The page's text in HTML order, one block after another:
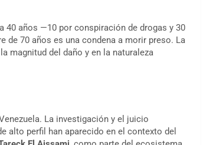
40 años —10 por conspiración de drogas y 30
de 70 años es una condena a morir preso. La
magnitud del daño y en la naturaleza
La investigación y el juicio
alto perfil han aparecido en el contexto del